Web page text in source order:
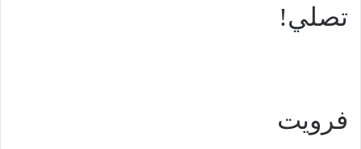
تصلي!
فرويت